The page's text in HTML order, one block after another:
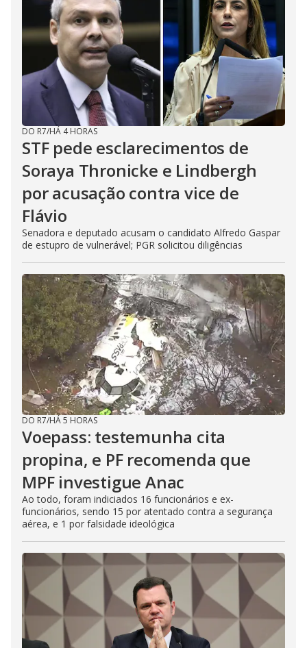
DO R7/HÁ 4 HORAS
STF pede esclarecimentos de
Soraya Thronicke e Lindbergh
por acusação contra vice de
Flávio
Senadora e deputado acusam o candidato Alfredo Gaspar
de estupro de vulnerável; PGR solicitou diligências
DO R7/HÁ 5 HORAS
Voepass: testemunha cita
propina, e PF recomenda que
MPF investigue Anac
Ao todo, foram indiciados 16 funcionários e ex-
funcionários, sendo 15 por atentado contra a segurança
aérea, e 1 por falsidade ideológica